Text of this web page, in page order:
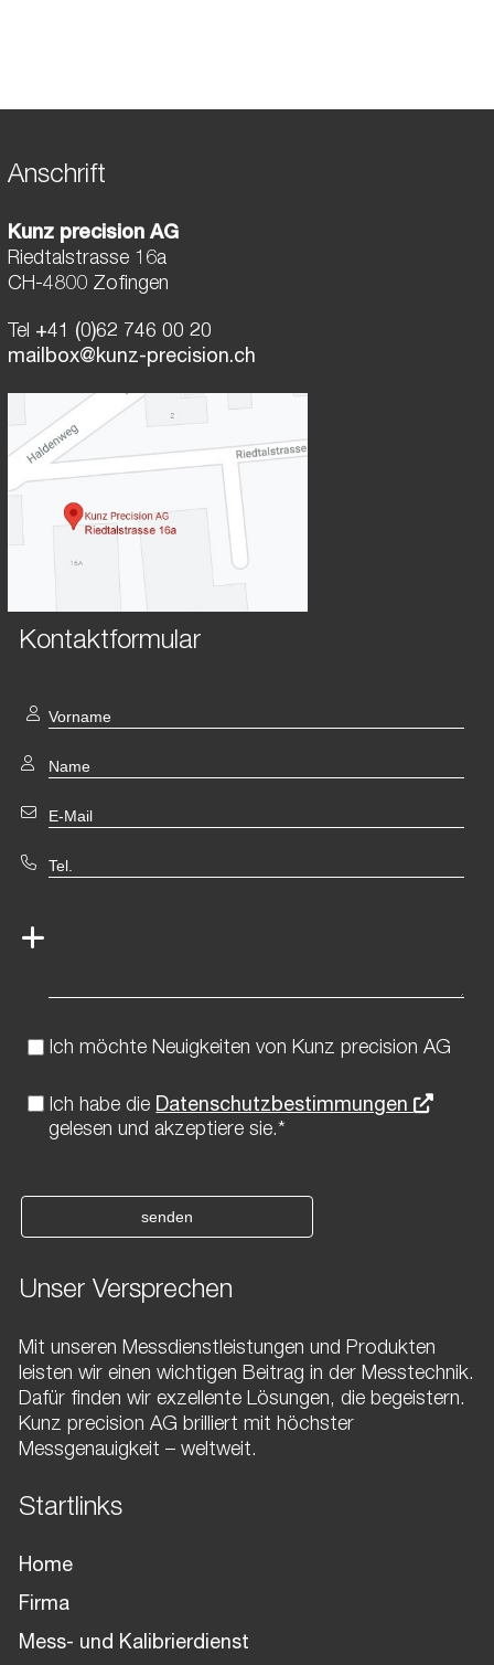
Anschrift
Kunz precision AG
Riedtalstrasse 16a
CH-4800 Zofingen
Tel +41 (0)62 746 00 20
mailbox@kunz-precision.ch
Kontaktformular
Ich möchte Neuigkeiten von Kunz precision AG
Ich habe die Datenschutzbestimmungen
gelesen und akzeptiere sie.*
senden
Unser Versprechen
Mit unseren Messdienstleistungen und Produkten
leisten wir einen wichtigen Beitrag in der Messtechnik.
Dafür finden wir exzellente Lösungen, die begeistern.
Kunz precision AG brilliert mit höchster
Messgenauigkeit – weltweit.
Startlinks
Home
Firma
Mess- und Kalibrierdienst